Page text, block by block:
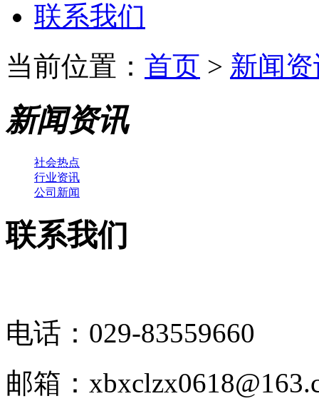
联系我们
当前位置： 首页 > 新闻
新闻资讯
社会热点
行业资讯
公司新闻
联系我们
电话：029-83559660
邮箱：